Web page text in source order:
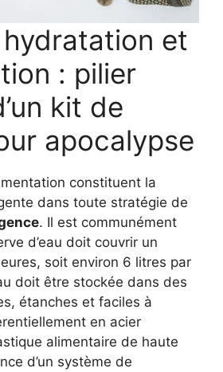
et
: pilier
kit de
apocalypse
constituent la
dans toute stratégie de
. Il est communément
d’eau doit couvrir un
soit environ 6 litres par
doit être stockée dans des
étanches et faciles à
en acier
alimentaire de haute
d’un système de